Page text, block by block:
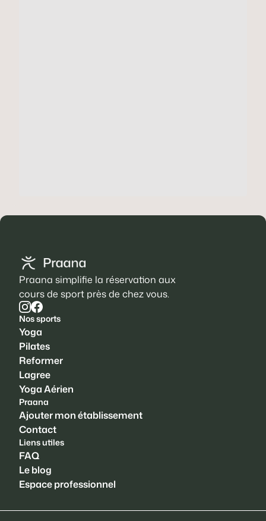
Praana simplifie la réservation aux
cours de sport près de chez vous.
Nos sports
Yoga
Pilates
Reformer
Lagree
Yoga Aérien
Praana
Ajouter mon établissement
Contact
Liens utiles
FAQ
Le blog
Espace professionnel